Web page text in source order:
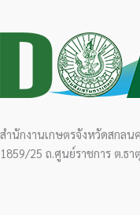
สำนักงานเกษตรจังหวัดสกลน
1859/25 ถ.ศูนย์ราชการ ต.ธ